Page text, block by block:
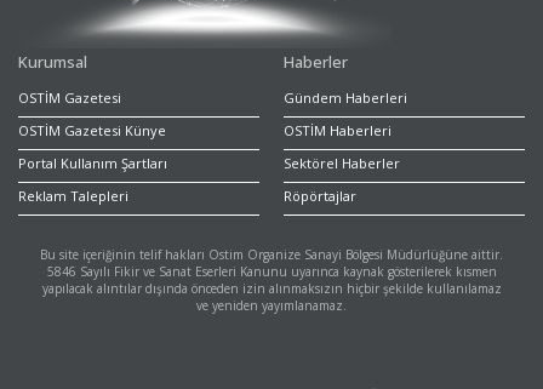
Kurumsal
OSTİM Gazetesi
OSTİM Gazetesi Künye
Portal Kullanım Şartları
Reklam Talepleri
Haberler
Gündem Haberleri
OSTİM Haberleri
Sektörel Haberler
Röpörtajlar
Bu site içeriğinin telif hakları Ostim Organize Sanayi Bölgesi Müdürlüğüne aittir.
5846 Sayılı Fikir ve Sanat Eserleri Kanunu uyarınca kaynak gösterilerek kısmen
yapılacak alıntılar dışında önceden izin alınmaksızın hiçbir şekilde kullanılamaz
ve yeniden yayımlanamaz.